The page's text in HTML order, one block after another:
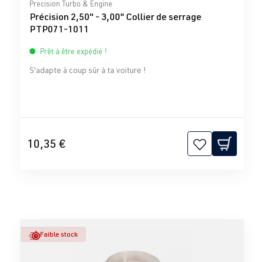
Precision Turbo & Engine
Précision 2,50" - 3,00" Collier de serrage
PTP071-1011
Prêt à être expédié !
S'adapte à coup sûr à ta voiture !
10,35 €
Faible stock